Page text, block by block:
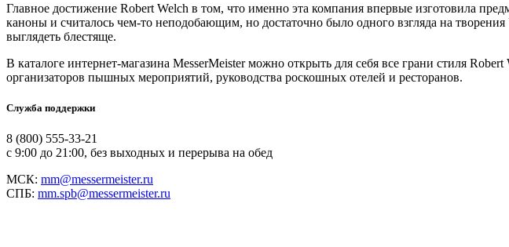
Главное достижение Robert Welch в том, что именно эта компания впервые изготовила
каноны и считалось чем-то неподобающим, но достаточно было одного взгляда на
выглядеть блестяще.
В каталоге интернет-магазина MesserMeister можно открыть для себя все грани стиля
организаторов пышных мероприятий, руководства роскошных отелей и ресторанов.
Служба поддержки
8 (800) 555-33-21
с 9:00 до 21:00, без выходных и перерыва на обед
МСК: mm@messermeister.ru
СПБ: mm.spb@messermeister.ru